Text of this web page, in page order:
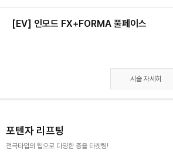
[EV] 인모드 FX+FORMA 풀페이스
시술 자세히
포텐자 리프팅
전극타입의 팁으로 다양한 층을 타켓팅!